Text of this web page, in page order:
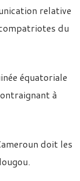
relative
du
équatoriale
à
doit les